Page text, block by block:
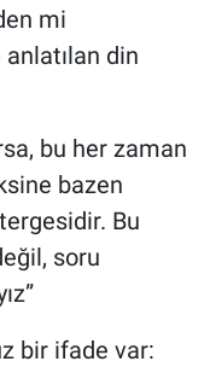
mi
din
bu her zaman
bazen
Bu
soru
bir ifade var: